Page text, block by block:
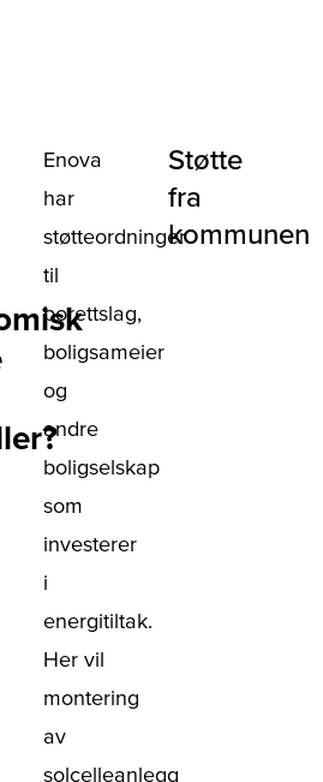
Enova
har
støtteordninger
til
borettslag,
boligsameier
og
andre
boligselskap
som
investerer
i
energitiltak.
Her vil
montering
av
solcelleanlegg
Støtte
fra
kommunen